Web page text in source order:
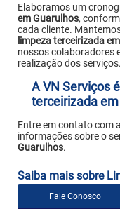
Elaboramos um
em Guarulhos,
cada cliente.
limpeza terceirizada
nossos colaboradores
realização dos serviços.
A VN Serviços
terceirizada
Entre em contato com
informações sobre o
Guarulhos.
Saiba mais sobre
Fale Conosco